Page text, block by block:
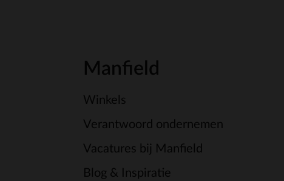
Manfield
Winkels
Verantwoord ondernemen
Vacatures bij Manfield
Blog & Inspiratie